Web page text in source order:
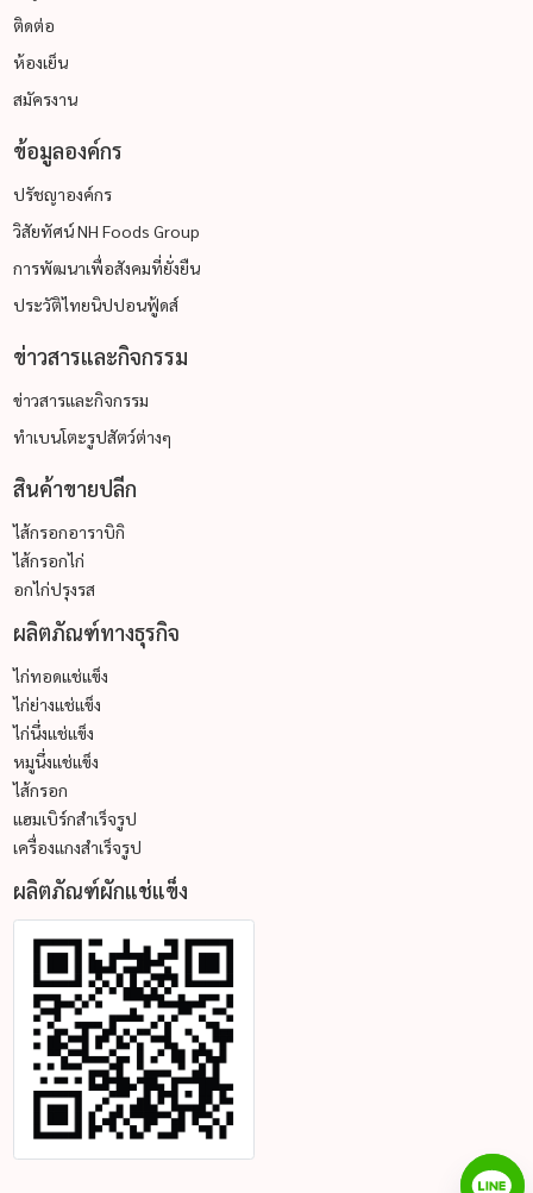
ติดต่อ
ห้องเย็น
สมัครงาน
ข้อมูลองค์กร
ปรัชญาองค์กร
วิสัยทัศน์ NH Foods Group
การพัฒนาเพื่อสังคมที่ยั่งยืน
ประวัติไทยนิปปอนฟู้ดส์
ข่าวสารและกิจกรรม
ข่าวสารและกิจกรรม
ทำเบนโตะรูปสัตว์ต่างๆ
สินค้าขายปลีก
ไส้กรอกอาราบิกิ
ไส้กรอกไก่
อกไก่ปรุงรส
ผลิตภัณฑ์ทางธุรกิจ
ไก่ทอดแช่แข็ง
ไก่ย่างแช่แข็ง
ไก่นึ่งแช่แข็ง
หมูนึ่งแช่แข็ง
ไส้กรอก
แฮมเบิร์กสำเร็จรูป
เครื่องแกงสำเร็จรูป
ผลิตภัณฑ์ผักแช่แข็ง